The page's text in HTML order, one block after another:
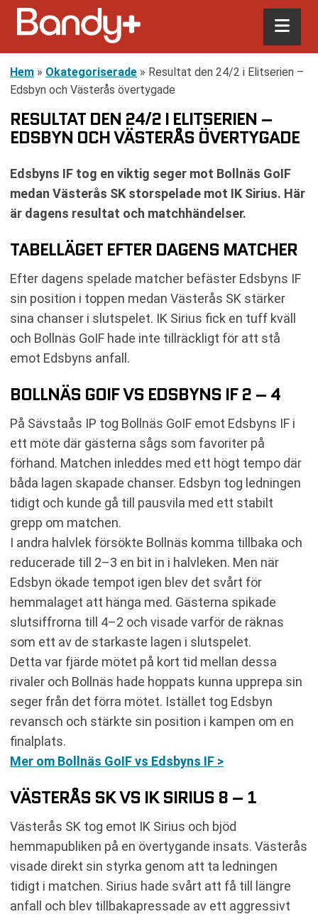
Hem » Okategoriserade » Resultat den 24/2 i Elitserien –
Edsbyn och Västerås övertygade
RESULTAT DEN 24/2 I ELITSERIEN –
EDSBYN OCH VÄSTERÅS ÖVERTYGADE
Edsbyns IF tog en viktig seger mot Bollnäs GoIF
medan Västerås SK storspelade mot IK Sirius. Här
är dagens resultat och matchhändelser.
TABELLÄGET EFTER DAGENS MATCHER
Efter dagens spelade matcher befäster Edsbyns IF
sin position i toppen medan Västerås SK stärker
sina chanser i slutspelet. IK Sirius fick en tuff kväll
och Bollnäs GoIF hade inte tillräckligt för att stå
emot Edsbyns anfall.
BOLLNÄS GOIF VS EDSBYNS IF 2 – 4
På Sävstaås IP tog Bollnäs GoIF emot Edsbyns IF i
ett möte där gästerna sågs som favoriter på
förhand. Matchen inleddes med ett högt tempo där
båda lagen skapade chanser. Edsbyn tog ledningen
tidigt och kunde gå till pausvila med ett stabilt
grepp om matchen.
I andra halvlek försökte Bollnäs komma tillbaka och
reducerade till 2–3 en bit in i halvleken. Men när
Edsbyn ökade tempot igen blev det svårt för
hemmalaget att hänga med. Gästerna spikade
slutsiffrorna till 4–2 och visade varför de räknas
som ett av de starkaste lagen i slutspelet.
Detta var fjärde mötet på kort tid mellan dessa
rivaler och Bollnäs hade hoppats kunna upprepa sin
seger från det förra mötet. Istället tog Edsbyn
revansch och stärkte sin position i kampen om en
finalplats.
Mer om Bollnäs GoIF vs Edsbyns IF >
VÄSTERÅS SK VS IK SIRIUS 8 – 1
Västerås SK tog emot IK Sirius och bjöd
hemmapubliken på en övertygande insats. Västerås
visade direkt sin styrka genom att ta ledningen
tidigt i matchen. Sirius hade svårt att få till längre
anfall och blev tillbakapressade av ett aggressivt